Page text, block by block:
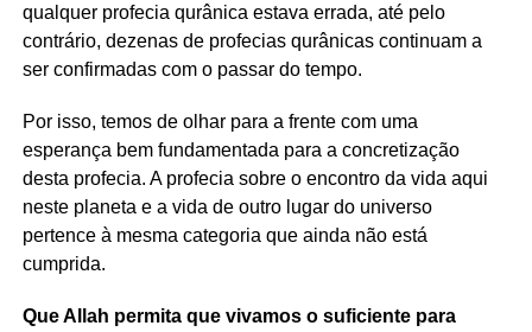
qualquer profecia qurânica estava errada, até pelo
contrário, dezenas de profecias qurânicas continuam a
ser confirmadas com o passar do tempo.
Por isso, temos de olhar para a frente com uma
esperança bem fundamentada para a concretização
desta profecia. A profecia sobre o encontro da vida aqui
neste planeta e a vida de outro lugar do universo
pertence à mesma categoria que ainda não está
cumprida.
Que Allah permita que vivamos o suficiente para